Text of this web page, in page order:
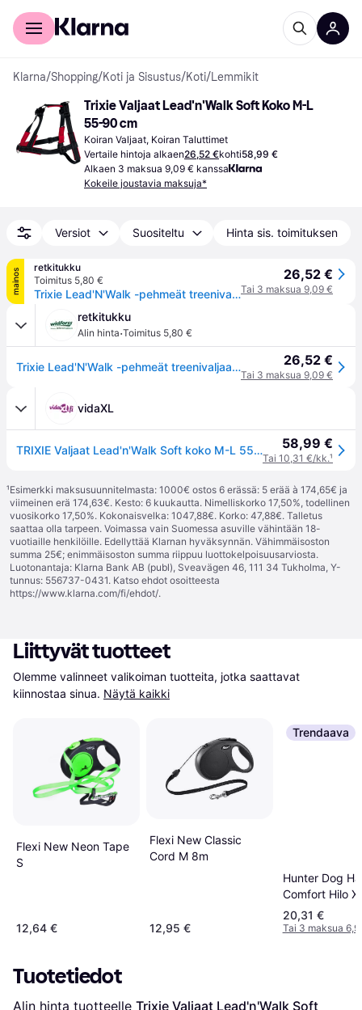
Kuluttajille
Klarna/Shopping/Koti ja Sisustus/Koti/Lemmikit
Trixie Valjaat Lead'n'Walk Soft Koko M-L
55-90 cm
Koiran Valjaat, Koiran Taluttimet
Vertaile hintoja alkaen26,52 €kohti58,99 €
Alkaen 3 maksua 9,09 € kanssa
Kokeile joustavia maksuja*
Versiot Suositeltu Hinta sis. toimituksen
mainos
retkitukku
Toimitus 5,80 €
Trixie Lead'N'Walk -pehmeät treenivaljaat, koko M-L
26,52 €
Tai 3 maksua 9,09 €
retkitukku
Alin hinta·Toimitus 5,80 €
Trixie Lead'N'Walk -pehmeät treenivaljaat, koko M-L 26,52 €
Tai 3 maksua 9,09 €
vidaXL
TRIXIE Valjaat Lead'n'Walk Soft koko M-L 55-90 cm musta 13056 58,99 €
Tai 10,31 €/kk.¹
¹Esimerkki maksusuunnitelmasta: 1000€ ostos 6 erässä: 5 erää à 174,65€ ja
viimeinen erä 174,63€. Kesto: 6 kuukautta. Nimelliskorko 17,50%, todellinen
vuosikorko 17,50%. Kokonaisvelka: 1047,88€. Korko: 47,88€. Talletus
saattaa olla tarpeen. Voimassa vain Suomessa asuville vähintään 18-
vuotiaille henkilöille. Edellyttää Klarnan hyväksynnän. Vähimmäisoston
summa 25€; enimmäisoston summa riippuu luottokelpoisuusarviosta.
Luotonantaja: Klarna Bank AB (publ), Sveavägen 46, 111 34 Tukholma, Y-
tunnus: 556737-0431. Katso ehdot osoitteesta
https://www.klarna.com/fi/ehdot/.
Liittyvät tuotteet
Olemme valinneet valikoiman tuotteita, jotka saattavat
kiinnostaa sinua. Näytä kaikki
Flexi New Neon Tape
S
12,64 €
Flexi New Classic
Cord M 8m
12,95 €
Trendaava
Hunter Dog
Comfort Hilo
20,31 €
Tai 3 maksua
Tuotetiedot
Alin hinta tuotteelle Trixie Valjaat Lead'n'Walk Soft